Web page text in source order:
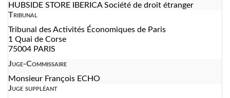
HUBSIDE STORE IBERICA Société de droit étranger
Tribunal
Tribunal des Activités Économiques de Paris
1 Quai de Corse
75004 PARIS
Juge-Commissaire
Monsieur François ECHO
Juge suppléant